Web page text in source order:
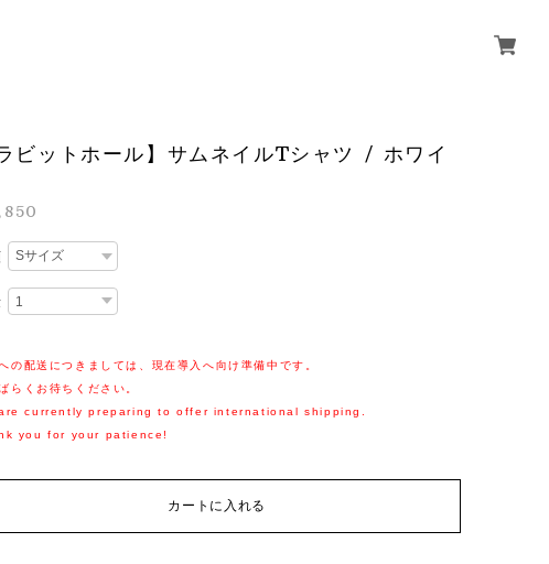
ラビットホール】サムネイルTシャツ / ホワイ
の配送につきましては、現在導入へ向け準備中です。
らくお待ちください。
currently preparing to offer international shipping.
you for your patience!
カートに入れる